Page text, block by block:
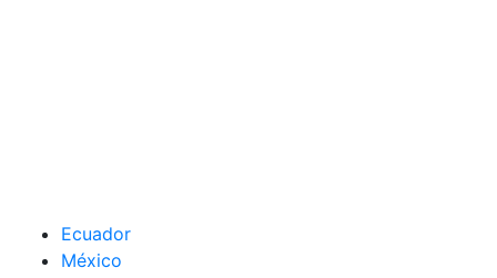
Ecuador
México